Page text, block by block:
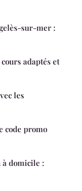
sur-mer :
adaptés et
les
code promo
à domicile :